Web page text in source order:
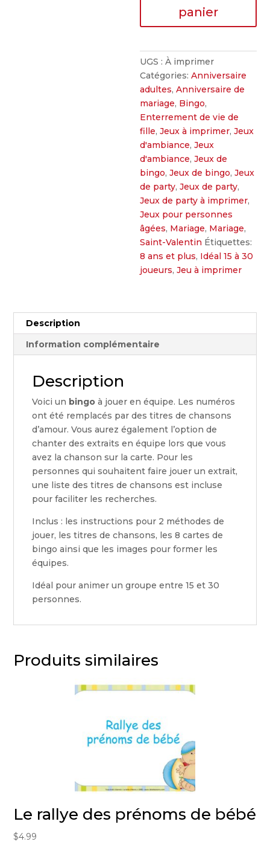
panier
UGS :À imprimer
Catégories:Anniversaire
adultes,Anniversaire de
mariage, Bingo,
Enterrement de vie de
fille,Jeux à imprimer,Jeux
d'ambiance,Jeux
d'ambiance,Jeux de
bingo,Jeux de bingo,Jeux
de party,Jeux de party,
Jeux de party à imprimer,
Jeux pour personnes
âgées, Mariage, Mariage,
Saint-Valentin Étiquettes:
8 ans et plus, Idéal 15 à 30
joueurs,Jeu à imprimer
Description
Information complémentaire
Description
Voici un bingo à jouer en équipe. Les numéros
ont été remplacés par des titres de chansons
d’amour. Vous aurez également l’option de
chanter des extraits en équipe lors que vous
avez la chanson sur la carte. Pour les
personnes qui souhaitent faire jouer un extrait,
une liste des titres de chansons est incluse
pour faciliter les recherches.
Inclus : les instructions pour 2 méthodes de
jouer, les titres de chansons, les 8 cartes de
bingo ainsi que les images pour former les
équipes.
Idéal pour animer un groupe entre 15 et 30
personnes.
Produits similaires
Le rallye des prénoms de bébé
$4.99